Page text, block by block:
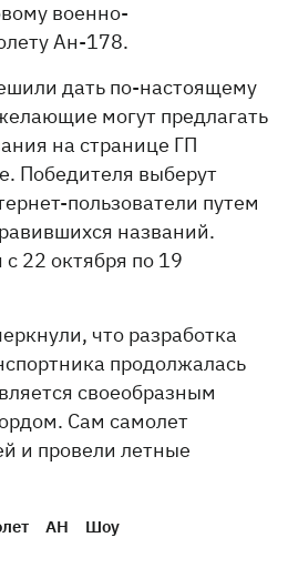
военно-
Ан-178.
дать по-настоящему
могут предлагать
на странице ГП
Победителя выберут
пользователи путем
названий.
22 октября по 19
что разработка
продолжалась
своеобразным
Сам самолет
и провели летные
АН Шоу